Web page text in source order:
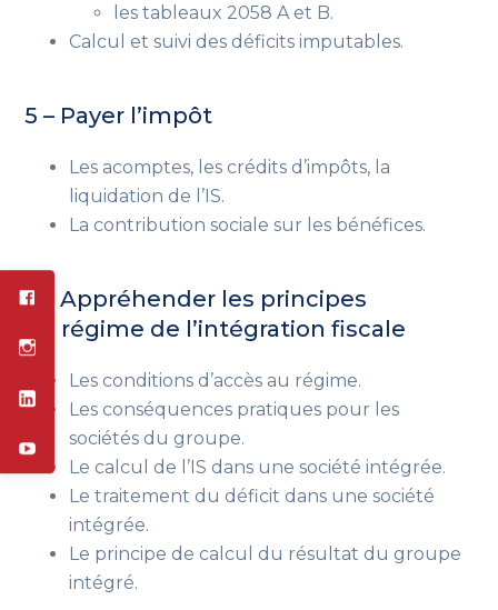
les tableaux 2058 A et B.
Calcul et suivi des déficits imputables.
5 – Payer l’impôt
Les acomptes, les crédits d’impôts, la
liquidation de l’IS.
La contribution sociale sur les bénéfices.
6 – Appréhender les principes
du régime de l’intégration fiscale
Les conditions d’accès au régime.
Les conséquences pratiques pour les
sociétés du groupe.
Le calcul de l’IS dans une société intégrée.
Le traitement du déficit dans une société
intégrée.
Le principe de calcul du résultat du groupe
intégré.